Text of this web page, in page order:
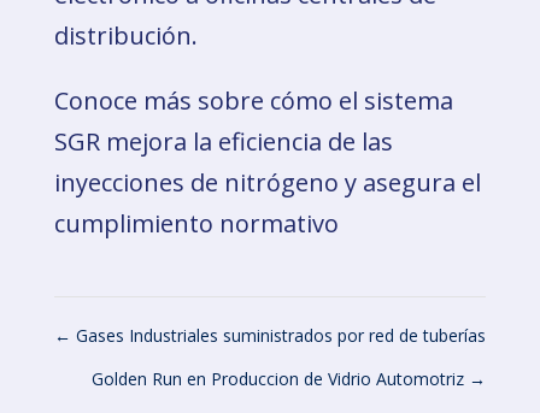
distribución.
Conoce más sobre cómo el sistema
SGR mejora la eficiencia de las
inyecciones de nitrógeno y asegura el
cumplimiento normativo
← Gases Industriales suministrados por red de tuberías
Golden Run en Produccion de Vidrio Automotriz →